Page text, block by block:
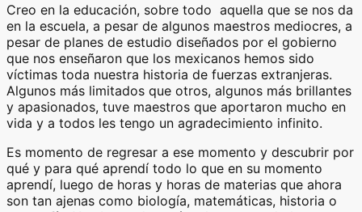
Creo en la educación, sobre todo aquella que se nos da
en la escuela, a pesar de algunos maestros mediocres, a
pesar de planes de estudio diseñados por el gobierno
que nos enseñaron que los mexicanos hemos sido
víctimas toda nuestra historia de fuerzas extranjeras.
Algunos más limitados que otros, algunos más brillantes
y apasionados, tuve maestros que aportaron mucho en
vida y a todos les tengo un agradecimiento infinito.
Es momento de regresar a ese momento y descubrir por
qué y para qué aprendí todo lo que en su momento
aprendí, luego de horas y horas de materias que ahora
son tan ajenas como biología, matemáticas, historia o